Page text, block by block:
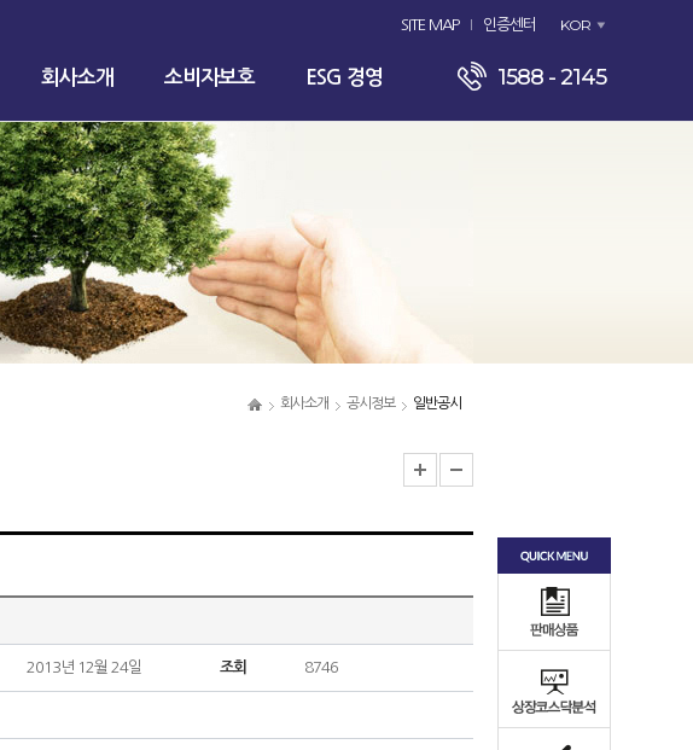
SITE MAP 인증센터 KOR
회사소개 소비자보호 ESG 경영 1588 - 2145
회사소개 공시정보 일반공시
2013년 12월 24일 조회 8746